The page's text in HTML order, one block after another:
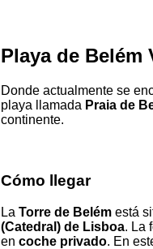
Playa de Belém
Donde actualmente se
playa llamada Praia de
continente.
Cómo llegar
La Torre de Belém está
(Catedral) de Lisboa. La
en coche privado. En